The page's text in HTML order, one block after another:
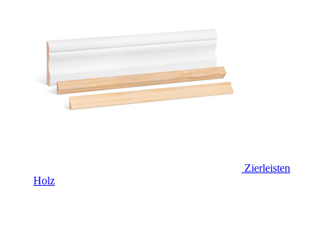
Zierleisten
Holz